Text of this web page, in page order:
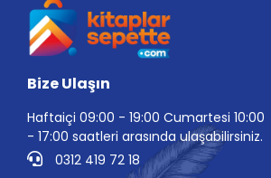
Bize Ulaşın
Haftaiçi 09:00 - 19:00 Cumartesi 10:00
- 17:00 saatleri arasında ulaşabilirsiniz.
0312 419 72 18